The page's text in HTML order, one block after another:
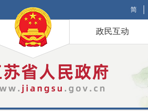
简
政民互动